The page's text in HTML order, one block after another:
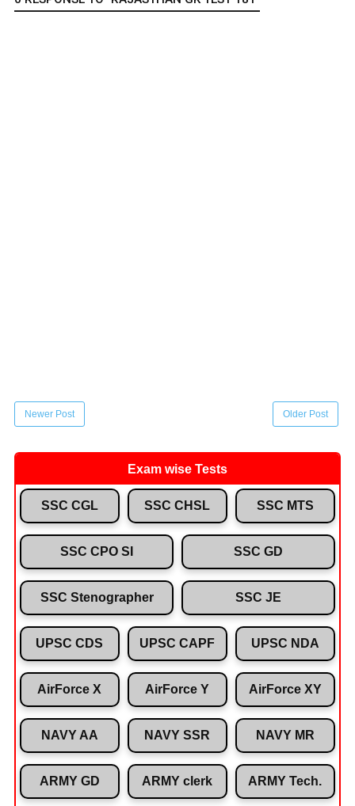
Newer Post Older Post
Exam wise Tests
SSC CGL SSC CHSL SSC MTS
SSC CPO SI SSC GD
SSC Stenographer SSC JE
UPSC CDS UPSC CAPF UPSC NDA
AirForce X AirForce Y AirForce XY
NAVY AA NAVY SSR NAVY MR
ARMY GD ARMY clerk ARMY Tech.